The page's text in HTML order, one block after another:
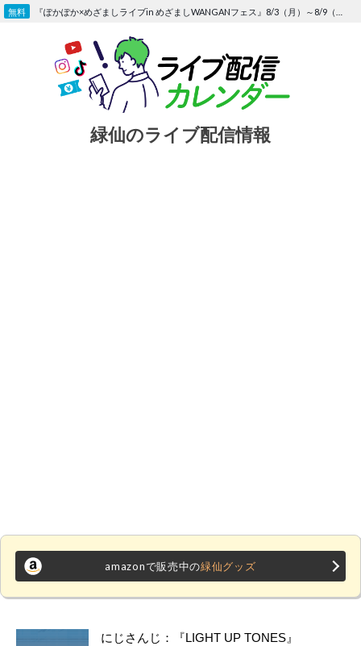
Skip
緑仙のライブ配信情報
amazonで販売中の緑仙グッズ
にじさんじ：『LIGHT UP TONES』